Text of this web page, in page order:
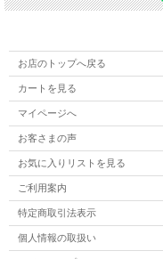
お店のトップへ戻る
カートを見る
マイページへ
お客さまの声
お気に入りリストを見る
ご利用案内
特定商取引法表示
個人情報の取扱い